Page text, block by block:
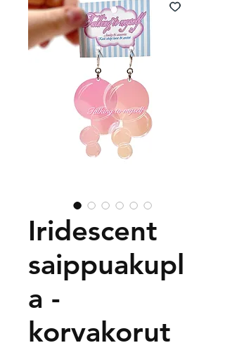
Iridescent
saippuakupl
a -
korvakorut